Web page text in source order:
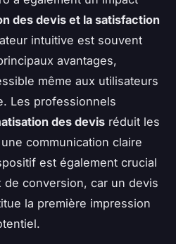
des devis et la satisfaction
intuitive est souvent
avantages,
même aux utilisateurs
Les professionnels
des devis réduit les
communication claire
est également crucial
de conversion, car un devis
la première impression